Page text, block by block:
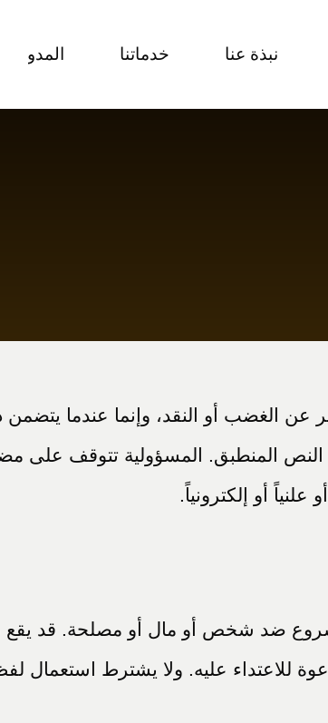
نبذة عنا خدماتنا المدونة
أو النقد، وإنما عندما يتضمن
النص المنطبق. المسؤولية تتوقف على
أو إلكترونياً.
ضد شخص أو مال أو مصلحة. قد يقع
للاعتداء عليه. ولا يشترط استعمال